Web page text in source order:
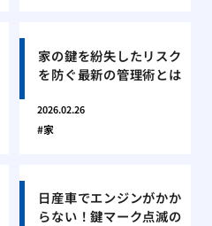
家の鍵を紛失したリスク
を防ぐ最新の管理術とは
2026.02.26
家
日産車でエンジンがかか
らない！鍵マーク点滅の